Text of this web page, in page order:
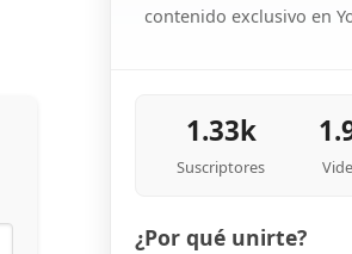
contenido exclusivo en
1.33k
Suscriptores
¿Por qué unirte?